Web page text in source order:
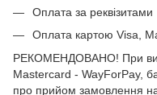
Оплата за реквізитами
Оплата картою Visa,
РЕКОМЕНДОВАНО! При
Mastercard - WayForPay,
про прийом замовлення